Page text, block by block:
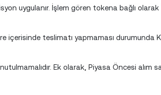
uygulanır. İşlem gören tokena bağlı olarak
içerisinde teslimatı yapmaması
Ek olarak, Piyasa Öncesi alım